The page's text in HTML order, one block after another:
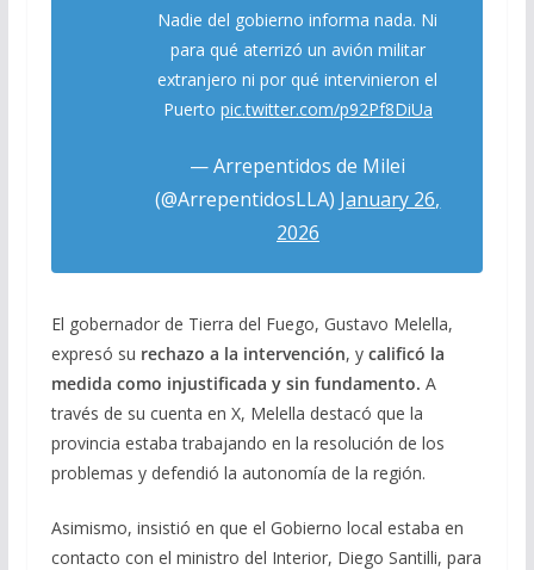
Nadie del gobierno informa nada. Ni
para qué aterrizó un avión militar
extranjero ni por qué intervinieron el
Puerto pic.twitter.com/p92Pf8DiUa
— Arrepentidos de Milei
(@ArrepentidosLLA) January 26,
2026
El gobernador de Tierra del Fuego, Gustavo Melella,
expresó su rechazo a la intervención, y calificó la
medida como injustificada y sin fundamento. A
través de su cuenta en X, Melella destacó que la
provincia estaba trabajando en la resolución de los
problemas y defendió la autonomía de la región.
Asimismo, insistió en que el Gobierno local estaba en
contacto con el ministro del Interior, Diego Santilli, para